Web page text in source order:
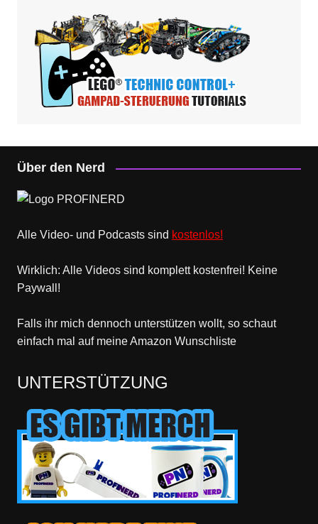
Über den Nerd
Alle Video- und Podcasts sind kostenlos!
Wirklich: Alle Videos sind komplett kostenfrei! Keine
Paywall!
Falls ihr mich dennoch unterstützen wollt, so schaut
einfach mal auf meine Amazon Wunschliste
UNTERSTÜTZUNG